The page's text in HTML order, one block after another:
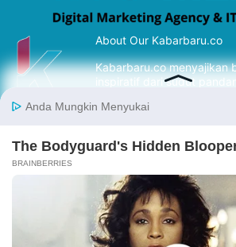
About Our Kabarbaru.co
Kabarbaru.co menyajikan
inspiratif dari sudut